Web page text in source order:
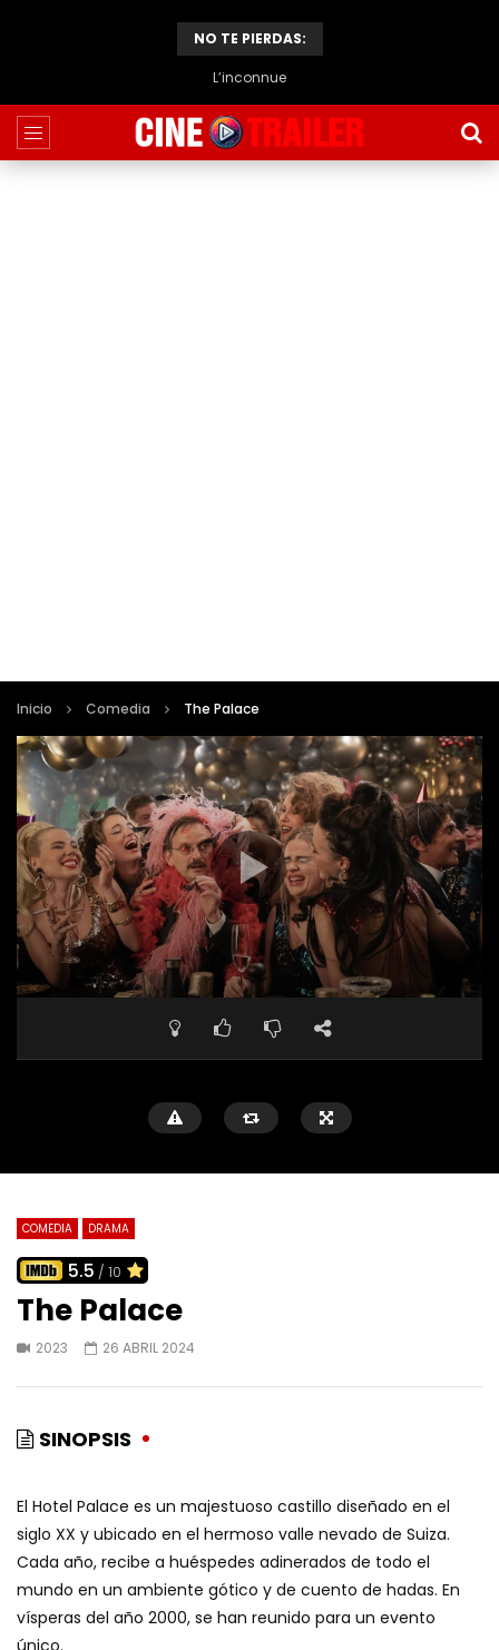
NO TE PIERDAS:
L’inconnue
Inicio Comedia The Palace
COMEDIA DRAMA
5.5 / 10
The Palace
2023 26 ABRIL 2024
SINOPSIS
El Hotel Palace es un majestuoso castillo diseñado en el
siglo XX y ubicado en el hermoso valle nevado de Suiza.
Cada año, recibe a huéspedes adinerados de todo el
mundo en un ambiente gótico y de cuento de hadas. En
vísperas del año 2000, se han reunido para un evento